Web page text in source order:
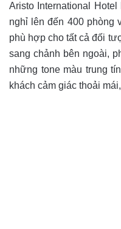
Aristo International
nghỉ lên đến 400 phòng
phù hợp cho tất cả đối
sang chảnh bên ngoài,
những tone màu trung
khách cảm giác thoải